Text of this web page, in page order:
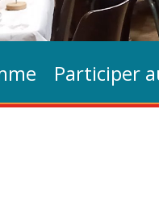
Participer